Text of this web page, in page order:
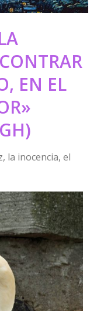
EN EL
la inocencia, el